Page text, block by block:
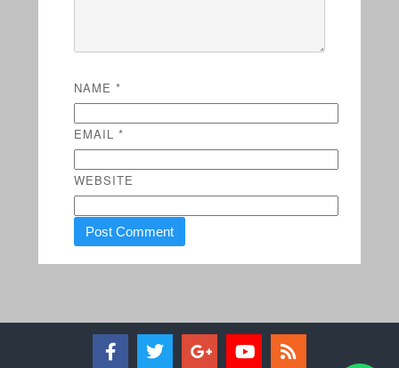
NAME *
EMAIL *
WEBSITE